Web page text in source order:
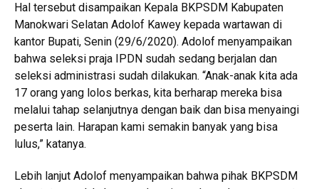
Hal tersebut disampaikan Kepala BKPSDM Kabupaten
Manokwari Selatan Adolof Kawey kepada wartawan di
kantor Bupati, Senin (29/6/2020). Adolof menyampaikan
bahwa seleksi praja IPDN sudah sedang berjalan dan
seleksi administrasi sudah dilakukan. “Anak-anak kita ada
17 orang yang lolos berkas, kita berharap mereka bisa
melalui tahap selanjutnya dengan baik dan bisa menyaingi
peserta lain. Harapan kami semakin banyak yang bisa
lulus,” katanya.
Lebih lanjut Adolof menyampaikan bahwa pihak BKPSDM